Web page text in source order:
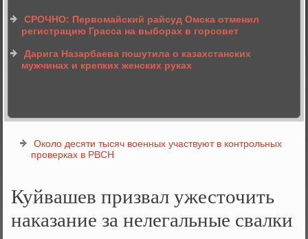
СРОЧНО: Первомайский райсуд Омска отменил
регистрацию Грасса на выборах в горсовет
Дарига Назарбаева пошутила о казахстанских
мужчинах и крепких женских руках
Около десяти тысяч военных участвуют в контрольных
проверках в РВСН
Куйвашев призвал ужесточить
наказание за нелегальные свалки